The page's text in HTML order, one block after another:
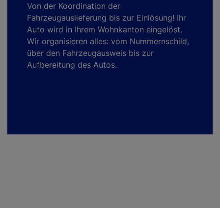
Von der Koordination der
Fahrzeugauslieferung bis zur Einlösung! Ihr
Auto wird in Ihrem Wohnkanton eingelöst.
Wir organisieren alles: vom Nummernschild,
über den Fahrzeugausweis bis zur
Aufbereitung des Autos.